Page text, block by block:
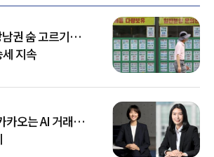
남권 숨 고르기…
지속
카오는 AI 거래…